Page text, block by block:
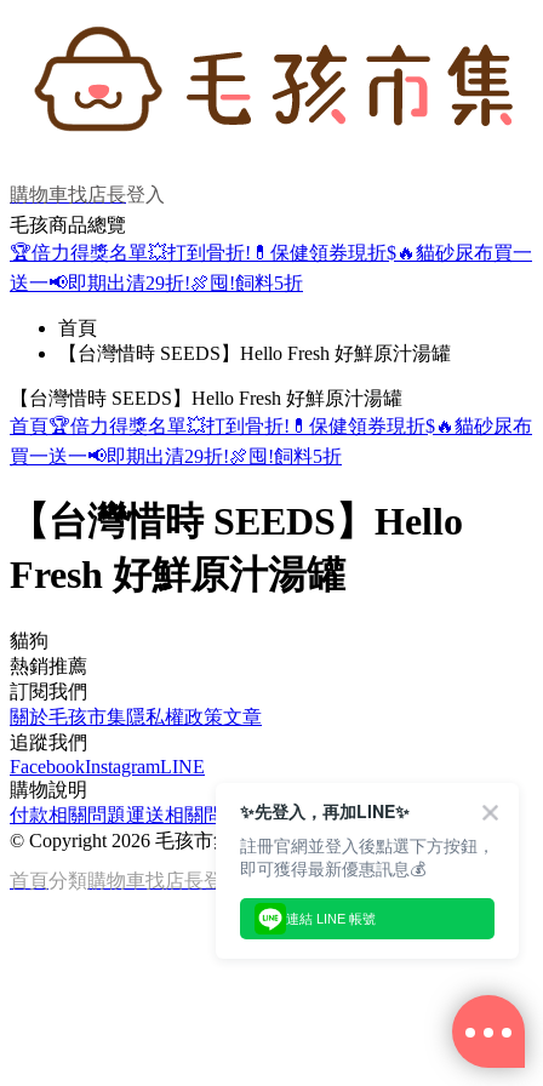
購物車找店長登入
毛孩商品總覽
🏆倍力得獎名單💥打到骨折! 💊保健領券現折$🔥貓砂尿布買一
送一📢即期出清29折!🍖囤!飼料5折
首頁
【台灣惜時 SEEDS】Hello Fresh 好鮮原汁湯罐
【台灣惜時 SEEDS】Hello Fresh 好鮮原汁湯罐
首頁🏆倍力得獎名單💥打到骨折! 💊保健領券現折$🔥貓砂尿布
買一送一📢即期出清29折!🍖囤!飼料5折
【台灣惜時 SEEDS】Hello
Fresh 好鮮原汁湯罐
貓狗
熱銷推薦
訂閱我們
關於毛孩市集隱私權政策文章
追蹤我們
FacebookInstagramLINE
購物說明
付款相關問題運送相關問題退換貨說明
© Copyright 2026 毛孩市集
首頁分類購物車找店長登入
✨先登入，再加LINE✨
註冊官網並登入後點選下方按鈕，
即可獲得最新優惠訊息💰
連結 LINE 帳號